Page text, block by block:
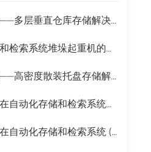
العربية
português
中文
русский
多层垂直仓库存储解决方案
系统堆垛起重机的完整日常维护计划
密度散装托盘存储解决方案
储和检索系统（AS/RS）中的全面应用
和检索系统 (AS/RS) 中的作用及全面成本分析